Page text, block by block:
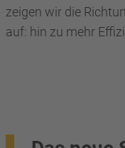
zeigen wir die
auf: hin zu mehr